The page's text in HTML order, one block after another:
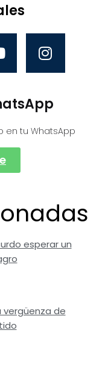
en tu WhatsApp
esperar un
vergüenza de